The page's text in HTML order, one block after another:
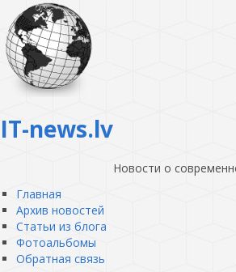
IT-news.lv
Новости о
Главная
Архив новостей
Статьи из блога
Фотоальбомы
Обратная связь